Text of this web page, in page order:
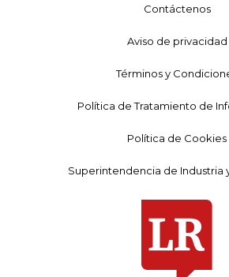
Contáctenos
Aviso de privacidad
Términos y
Política de Tratamiento de
Política de Cookies
Superintendencia de Industria